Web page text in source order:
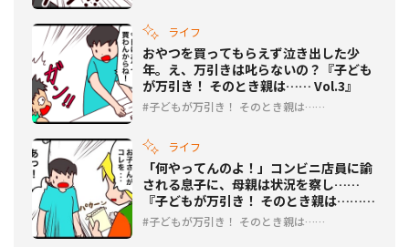
ライフ
おやつを買ってもらえず泣き出した少
年。え、万引きは叱らないの？『子ども
が万引き！ そのとき親は…… Vol.3』
子どもが万引き！ そのとき親は……
ライフ
「何やってんのよ！」コンビニ店員に諭
される息子に、母親は状況を察し……
『子どもが万引き！ そのとき親は……
Vol.2』
子どもが万引き！ そのとき親は……